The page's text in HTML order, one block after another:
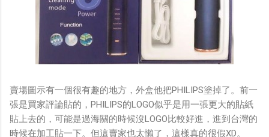
賣場圖示有一個很有趣的地方，外盒他把PHILIPS塗掉了。前一
張是買家評論貼的，PHILIPS的LOGO似乎是用一張更大的貼紙
貼上去的，可能是過海關的時候沒LOGO比較好進，進到台灣的
時候在加工貼一下。但這賣家也太懶了，這樣真的很假XD。